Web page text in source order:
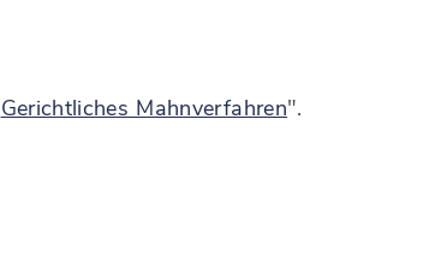
Gerichtliches Mahnverfahren".